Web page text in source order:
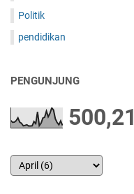
Politik
pendidikan
PENGUNJUNG